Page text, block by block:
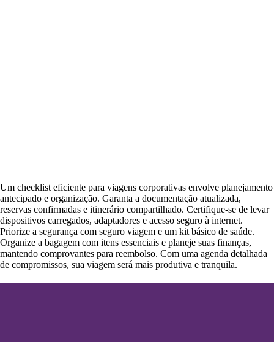
Um checklist eficiente para viagens corporativas envolve planejamento
antecipado e organização. Garanta a documentação atualizada,
reservas confirmadas e itinerário compartilhado. Certifique-se de levar
dispositivos carregados, adaptadores e acesso seguro à internet.
Priorize a segurança com seguro viagem e um kit básico de saúde.
Organize a bagagem com itens essenciais e planeje suas finanças,
mantendo comprovantes para reembolso. Com uma agenda detalhada
de compromissos, sua viagem será mais produtiva e tranquila.